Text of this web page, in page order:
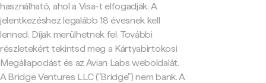
használható, ahol a Visa-t elfogadják. A
jelentkezéshez legalább 18 évesnek kell
lenned. Díjak merülhetnek fel. További
részletekért tekintsd meg a Kártyabirtokosi
Megállapodást és az Avian Labs weboldalát.
A Bridge Ventures LLC ("Bridge") nem bank. A